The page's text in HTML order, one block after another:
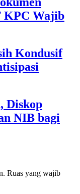
KPC Wajib
Kondusif
Diskop
NIB bagi
Ruas yang wajib